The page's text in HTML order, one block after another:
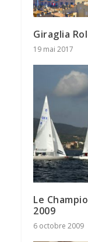
Giraglia
19 mai 2017
Le
2009
6 octobre 2009